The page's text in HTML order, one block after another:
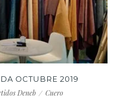
OCTUBRE 2019
Deneb Cuero